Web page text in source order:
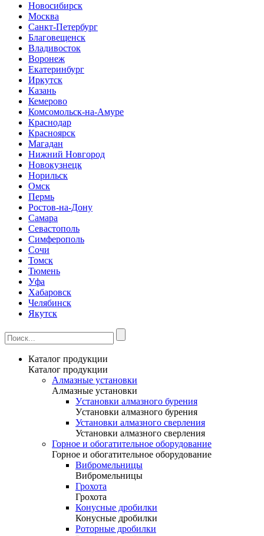
Новосибирск
Москва
Санкт-Петербург
Благовещенск
Владивосток
Воронеж
Екатеринбург
Иркутск
Казань
Кемерово
Комсомольск-на-Амуре
Краснодар
Красноярск
Магадан
Нижний Новгород
Новокузнецк
Норильск
Омск
Пермь
Ростов-на-Дону
Самара
Севастополь
Симферополь
Сочи
Томск
Тюмень
Уфа
Хабаровск
Челябинск
Якутск
Каталог продукции
Каталог продукции
Алмазные установки
Алмазные установки
Уcтановки алмазного бурения
Уcтановки алмазного бурения
Установки алмазного сверления
Установки алмазного сверления
Горное и обогатительное оборудование
Горное и обогатительное оборудование
Вибромельницы
Вибромельницы
Грохота
Грохота
Конусные дробилки
Конусные дробилки
Роторные дробилки